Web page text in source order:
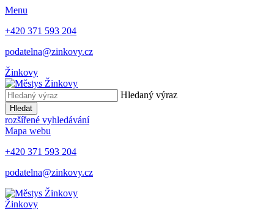
Menu
+420 371 593 204
podatelna@zinkovy.cz
Žinkovy
Hledaný výraz
Hledat
rozšířené vyhledávání
Mapa webu
+420 371 593 204
podatelna@zinkovy.cz
Žinkovy